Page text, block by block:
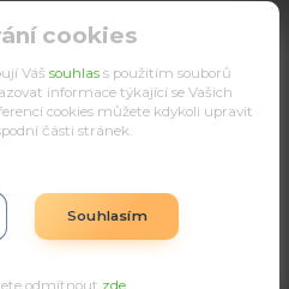
cookies
Váš souhlass použitím souborů
informace týkající se Vašich
cookies můžete kdykoli upravit
části stránek.
Souhlasím
odmítnout zde